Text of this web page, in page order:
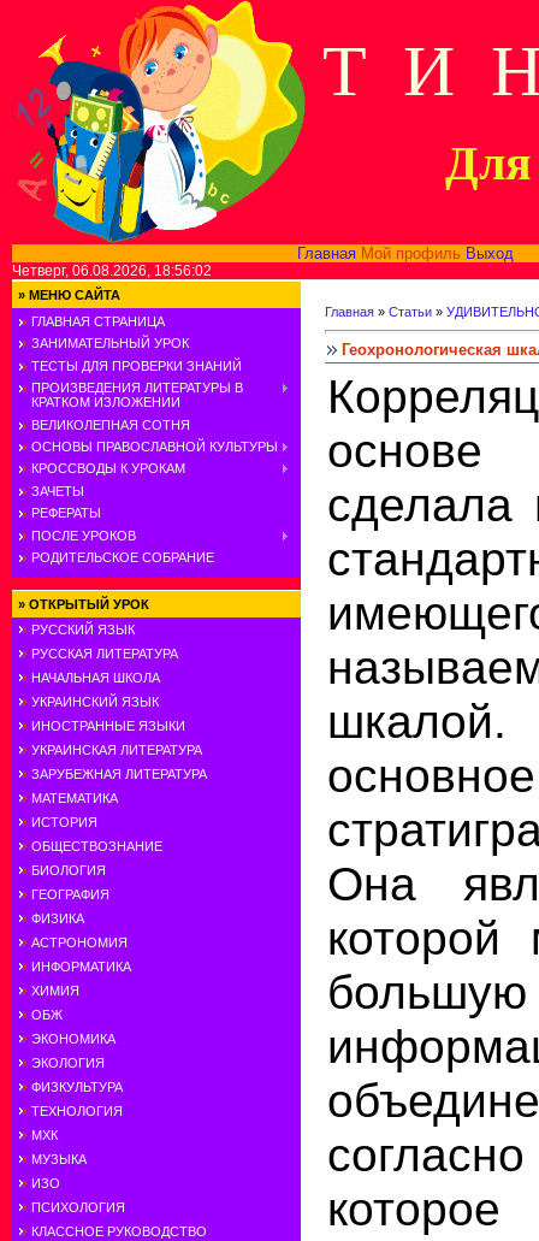
Т И
Для
Главная Мой профиль Выход
Четверг, 06.08.2026, 18:56:02
» МЕНЮ САЙТА
ГЛАВНАЯ СТРАНИЦА
ЗАНИМАТЕЛЬНЫЙ УРОК
ТЕСТЫ ДЛЯ ПРОВЕРКИ ЗНАНИЙ
ПРОИЗВЕДЕНИЯ ЛИТЕРАТУРЫ В
КРАТКОМ ИЗЛОЖЕНИИ
ВЕЛИКОЛЕПНАЯ СОТНЯ
ОСНОВЫ ПРАВОСЛАВНОЙ КУЛЬТУРЫ
КРОССВОДЫ К УРОКАМ
ЗАЧЕТЫ
РЕФЕРАТЫ
ПОСЛЕ УРОКОВ
РОДИТЕЛЬСКОЕ СОБРАНИЕ
» ОТКРЫТЫЙ УРОК
РУССКИЙ ЯЗЫК
РУССКАЯ ЛИТЕРАТУРА
НАЧАЛЬНАЯ ШКОЛА
УКРАИНСКИЙ ЯЗЫК
ИНОСТРАННЫЕ ЯЗЫКИ
УКРАИНСКАЯ ЛИТЕРАТУРА
ЗАРУБЕЖНАЯ ЛИТЕРАТУРА
МАТЕМАТИКА
ИСТОРИЯ
ОБЩЕСТВОЗНАНИЕ
БИОЛОГИЯ
ГЕОГРАФИЯ
ФИЗИКА
АСТРОНОМИЯ
ИНФОРМАТИКА
ХИМИЯ
ОБЖ
ЭКОНОМИКА
ЭКОЛОГИЯ
ФИЗКУЛЬТУРА
ТЕХНОЛОГИЯ
МХК
МУЗЫКА
ИЗО
ПСИХОЛОГИЯ
КЛАССНОЕ РУКОВОДСТВО
Главная » Статьи »
Геохронологическая
основе
сделала
шкалой.
Она
которой
большую